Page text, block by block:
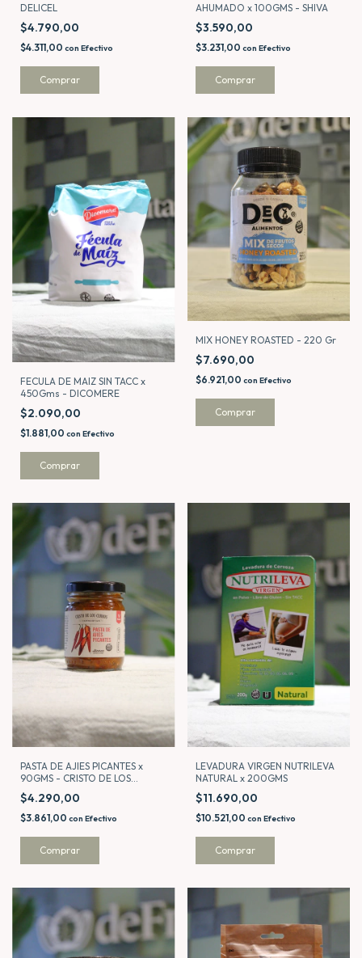
DELICEL
$4.790,00
$4.311,00 con Efectivo
AHUMADO x 100GMS - SHIVA
$3.590,00
$3.231,00 con Efectivo
FECULA DE MAIZ SIN TACC x
450Gms - DICOMERE
$2.090,00
$1.881,00 con Efectivo
MIX HONEY ROASTED - 220 Gr
$7.690,00
$6.921,00 con Efectivo
PASTA DE AJIES PICANTES x
90GMS - CRISTO DE LOS
CERROS
$4.290,00
$3.861,00 con Efectivo
LEVADURA VIRGEN NUTRILEVA
NATURAL x 200GMS
$11.690,00
$10.521,00 con Efectivo